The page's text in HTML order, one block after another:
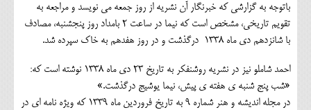
باتوجه به گزارشی که خبرنگار آن نشریه از روز جمعه می نویسد و مراجعه به
تقویم تاریخی، مشخص است که نیما در ساعت 2 بامداد روز پنجشنبه، مصادف
با شانزدهم دی ماه 1338 درگذشت و در روز هفدهم به خاک سپرده شد.
احمد شاملو نیز در نشریه روشنفکر به تاریخ 23 دی ماه 1338 نوشته است که:
«شب پنج شنبه ی هفته ی پیش، نیما یوشیج درگذشت.»
در مجله اندیشه و هنر شماره 9 به تاریخ فروردین ماه 1339 که ویژه نامه ای در